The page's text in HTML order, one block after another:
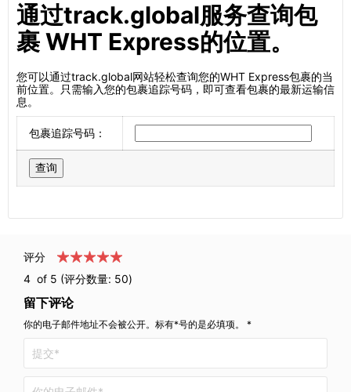
通过track.global服务查询包
裹 WHT Express的位置。
您可以通过track.global网站轻松查询您的WHT Express包裹的当
前位置。只需输入您的包裹追踪号码，即可查看包裹的最新运输信
息。
包裹追踪号码：
评分
4 of 5 (评分数量: 50)
留下评论
你的电子邮件地址不会被公开。标有*号的是必填项。 *